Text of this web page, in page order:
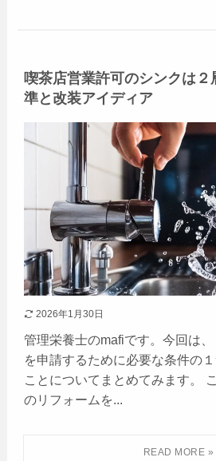
喫茶店営業許可のシンクは２
準と改装アイディア
2026年1月30日
管理栄養士のmafiです。今回は、
を申請するために必要な条件の
ことについてまとめてみます。
のリフォームを...